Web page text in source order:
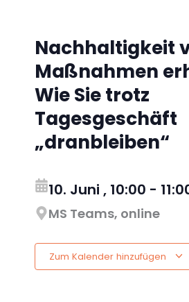
Nachhaltigkeit
Maßnahmen
Wie Sie trotz
Tagesgeschäft
„dranbleiben“
10. Juni , 10:00 -
MS Teams, online
Zum Kalender hinzufügen